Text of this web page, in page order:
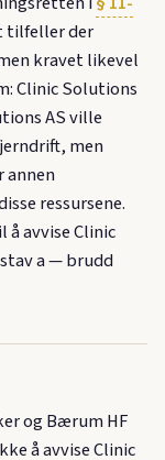
tilfeller der
kravet likevel
Clinic Solutions
AS ville
men
ressursene.
avvise Clinic
a — brudd
og Bærum HF
å avvise Clinic